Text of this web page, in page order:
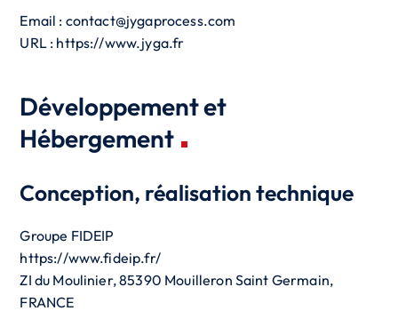
Email : contact@jygaprocess.com
URL : https://www.jyga.fr
Développement et
Hébergement
Conception, réalisation technique
Groupe FIDEIP
https://www.fideip.fr/
ZI du Moulinier, 85390 Mouilleron Saint Germain,
FRANCE